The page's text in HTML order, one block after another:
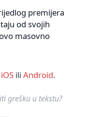
premijera
od svojih
masovno
iOS ili Android.
grešku u tekstu?